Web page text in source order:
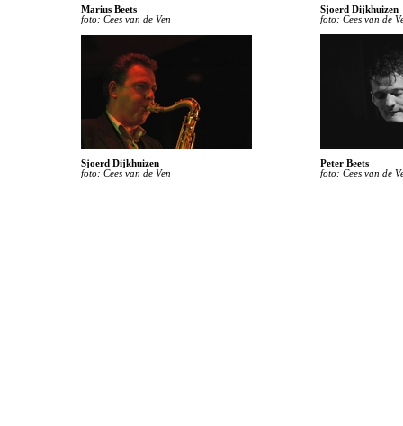
Marius Beets
foto: Cees van de Ven
Sjoerd Dijkhuizen
foto: Cees van de
Sjoerd Dijkhuizen
foto: Cees van de Ven
Peter Beets
foto: Cees van de